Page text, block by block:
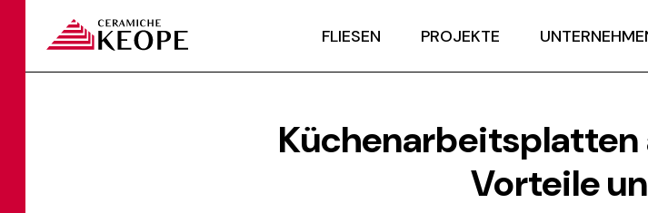
FLIESEN PROJEKTE
Küchenarbeitsplatten
Vorteile